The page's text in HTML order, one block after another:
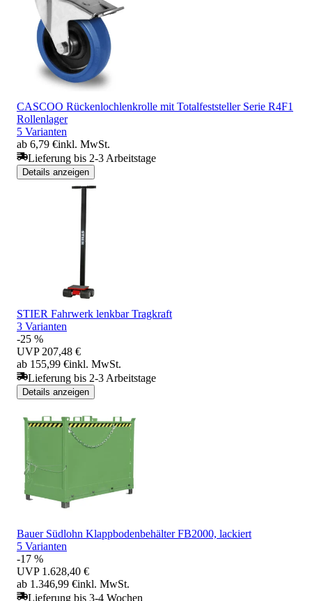
CASCOO Rückenlochlenkrolle mit Totalfeststeller Serie R4F1
Rollenlager
5 Varianten
ab 6,79 €inkl. MwSt.
Lieferung bis 2-3 Arbeitstage
Details anzeigen
STIER Fahrwerk lenkbar Tragkraft
3 Varianten
-25 %
UVP 207,48 €
ab 155,99 €inkl. MwSt.
Lieferung bis 2-3 Arbeitstage
Details anzeigen
Bauer Südlohn Klappbodenbehälter FB2000, lackiert
5 Varianten
-17 %
UVP 1.628,40 €
ab 1.346,99 €inkl. MwSt.
Lieferung bis 3-4 Wochen